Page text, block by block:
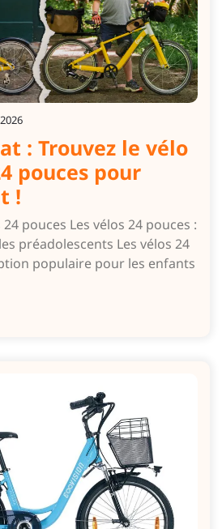
: Trouvez le vélo
pouces pour
!
pouces Les vélos 24 pouces :
préadolescents Les vélos 24
populaire pour les enfants